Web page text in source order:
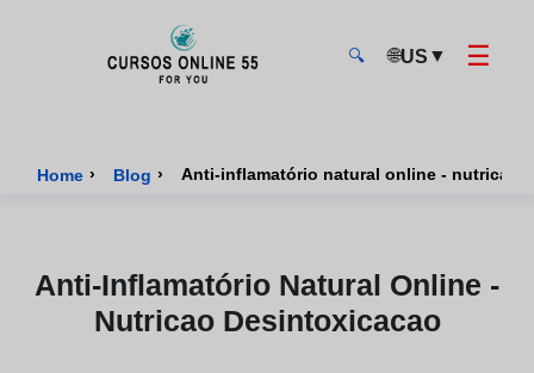
🔍 🌐US ▼ ☰
Home › Blog › Anti-inflamatório natural online - nutricao
Anti-Inflamatório Natural Online -
Nutricao Desintoxicacao